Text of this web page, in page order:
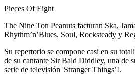
Pieces Of Eight
The Nine Ton Peanuts facturan Ska,
Rhythm’n’Blues, Soul, Rocksteady y
Su repertorio se compone casi en su
de su cantante Sir Bald Diddley, una de
serie de televisión 'Stranger Things’!.